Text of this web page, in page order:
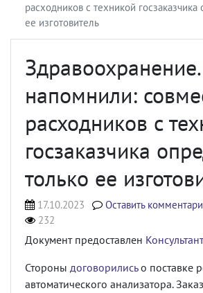
расходников с техникой
ее изготовитель
напомнили:
расходников с
госзаказчика
только ее
17.10.2023 Оставить
232
Документ предоставлен
Стороны договорилисьо поставке
автоматического анализатора.